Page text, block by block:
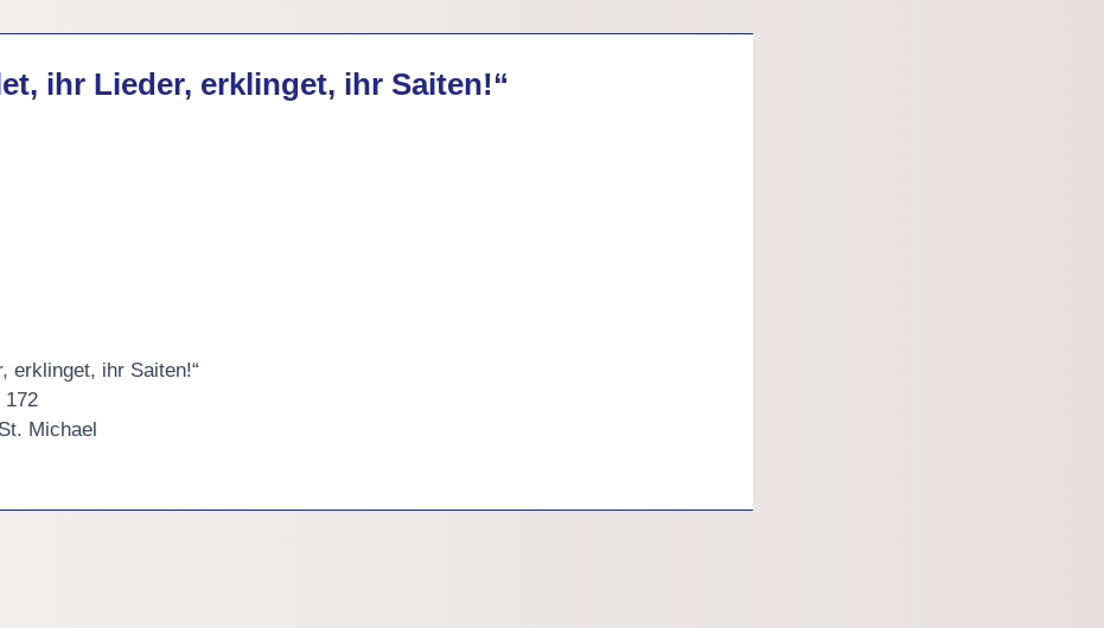
ihr Lieder, erklinget, ihr Saiten!“
erklinget, ihr Saiten!“
172
Michael